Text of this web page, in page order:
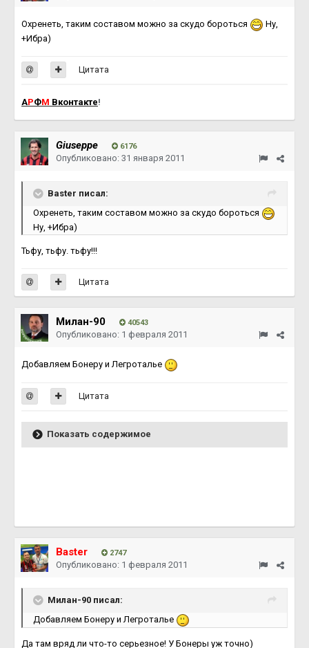
Охренеть, таким составом можно за скудо бороться
Ну,
+Ибра)
Цитата
АРФМ Вконтакте!
Giuseppe 6176
Опубликовано: 31 января 2011
Baster писал:
Охренеть, таким составом можно за скудо бороться
Ну, +Ибра)
Тьфу, тьфу. тьфу!!!
Цитата
Милан-90 40543
Опубликовано: 1 февраля 2011
Добавляем Бонеру и Легроталье
Цитата
Показать содержимое
Baster 2747
Опубликовано: 1 февраля 2011
Милан-90 писал:
Добавляем Бонеру и Легроталье
Да там вряд ли что-то серьезное! У Бонеры уж точно)